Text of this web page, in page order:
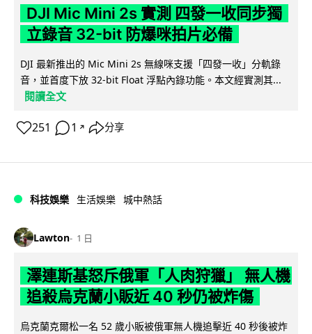
DJI Mic Mini 2s 實測 四發一收同步獨
立錄音 32-bit 防爆咪拍片必備
DJI 最新推出的 Mic Mini 2s 無線咪支援「四發一收」分軌錄
音，並首度下放 32-bit Float 浮點內錄功能。本文經實測其...
閱讀全文
251 1 ↗ 分享
科技娛樂 生活娛樂 城中熱話
Lawton 1 日
澤連斯基怒斥俄軍「人肉狩獵」 無人機
追殺烏克蘭小販近 40 秒仍被炸傷
烏克蘭克爾松一名 52 歲小販被俄軍無人機追擊近 40 秒後被炸